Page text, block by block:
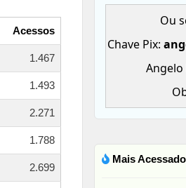
Acessos
1.467
1.493
2.271
1.788
2.699
Ou
Chave Pix:
Angelo
Mais